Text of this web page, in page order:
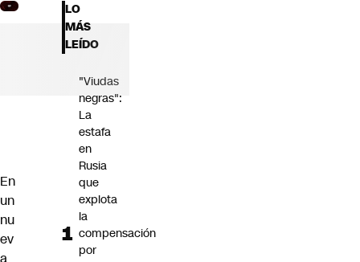
En
un
nu
ev
a
LO
MÁS
LEÍDO
"Viudas
negras":
La
estafa
en
Rusia
que
explota
la
compensación
por